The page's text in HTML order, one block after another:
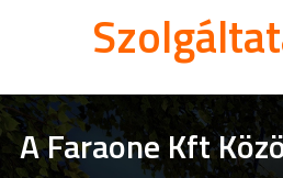
A Faraone Kft